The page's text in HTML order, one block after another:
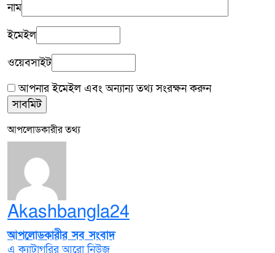
নাম
ইমেইল
ওয়েবসাইট
আপনার ইমেইল এবং অন্যান্য তথ্য সংরক্ষন করুন
আপলোডকারীর তথ্য
Akashbangla24
আপলোডকারীর সব সংবাদ
এ ক্যাটাগরির আরো নিউজ